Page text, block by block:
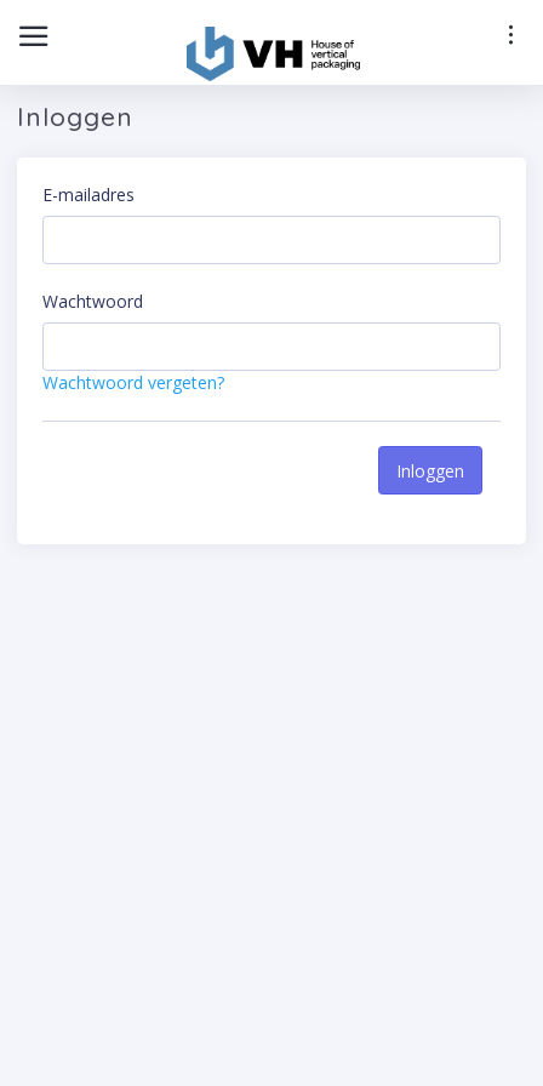
Inloggen
E-mailadres
Wachtwoord
Wachtwoord vergeten?
Inloggen